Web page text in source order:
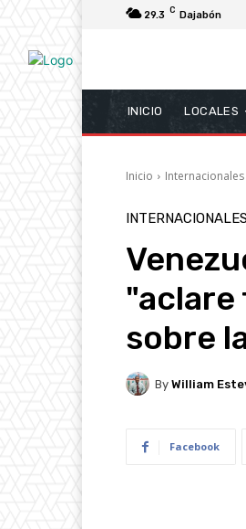
29.3 C Dajabón
INICIO LOCALES
Inicio Internacionales
INTERNACIONALES
"aclare
sobre
By William
Facebook